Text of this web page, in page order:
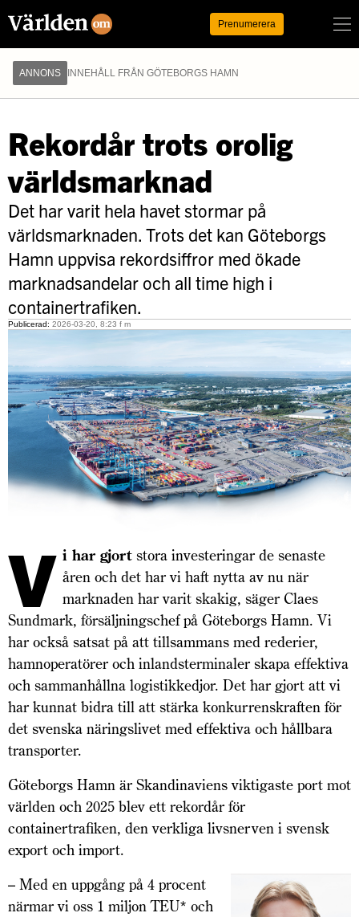
Prenumerera
ANNONS INNEHÅLL FRÅN GÖTEBORGS HAMN
Rekordår trots orolig
världsmarknad
Det har varit hela havet stormar på
världsmarknaden. Trots det kan Göteborgs
Hamn uppvisa rekordsiffror med ökade
marknadsandelar och all time high i
containertrafiken.
Publicerad: 2026-03-20, 8:23 f m
V i har gjort stora investeringar de senaste
åren och det har vi haft nytta av nu när
marknaden har varit skakig, säger Claes
Sundmark, försäljningschef på Göteborgs Hamn. Vi
har också satsat på att tillsammans med rederier,
hamnoperatörer och inlandsterminaler skapa effektiva
och sammanhållna logistikkedjor. Det har gjort att vi
har kunnat bidra till att stärka konkurrenskraften för
det svenska näringslivet med effektiva och hållbara
transporter.
Göteborgs Hamn är Skandinaviens viktigaste port mot
världen och 2025 blev ett rekordår för
containertrafiken, den verkliga livsnerven i svensk
export och import.
– Med en uppgång på 4 procent
närmar vi oss 1 miljon TEU* och